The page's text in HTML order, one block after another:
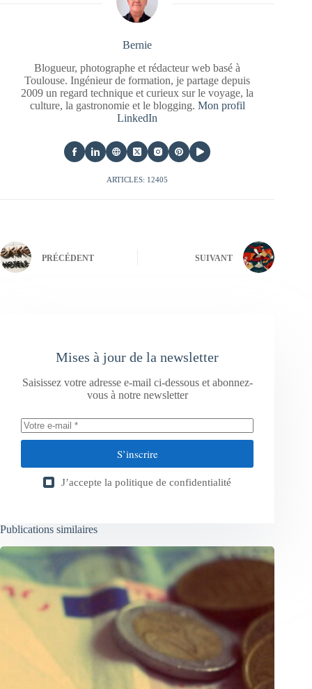
Bernie
Blogueur, photographe et rédacteur web basé à
Toulouse. Ingénieur de formation, je partage depuis
2009 un regard technique et curieux sur le voyage, la
culture, la gastronomie et le blogging. Mon profil
LinkedIn
ARTICLES: 12405
PRÉCÉDENT SUIVANT
Mises à jour de la newsletter
Saisissez votre adresse e-mail ci-dessous et abonnez-
vous à notre newsletter
S’inscrire
J’accepte la politique de confidentialité
Publications similaires